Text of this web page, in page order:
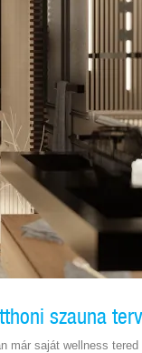
szauna
már saját wellness